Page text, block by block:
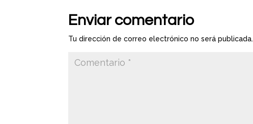
Enviar comentario
Tu dirección de correo electrónico no será publicada.